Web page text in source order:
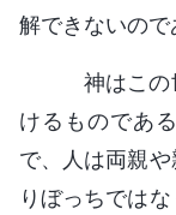
解できないので
神はこの
けるものであ
で、人は両親
りぼっちでは